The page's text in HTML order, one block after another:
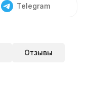
Telegram
Отзывы